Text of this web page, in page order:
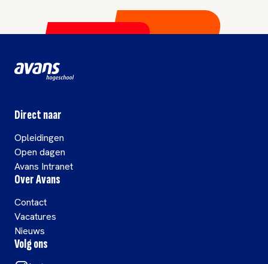
Direct naar
Opleidingen
Open dagen
Avans Intranet
Over Avans
Contact
Vacatures
Nieuws
Volg ons